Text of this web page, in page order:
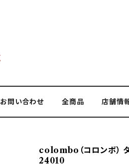
お問い合わせ 全商品 店舗情
colombo（コロンボ）
24010